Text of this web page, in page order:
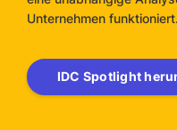
Unternehmen funktioniert.
IDC Spotlight